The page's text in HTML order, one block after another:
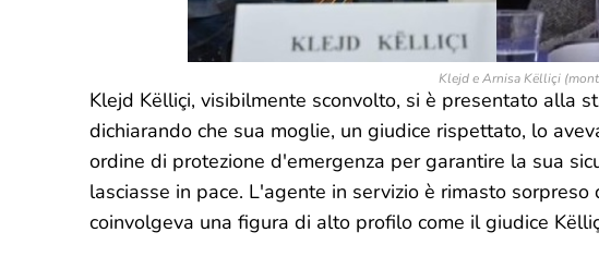
Klejd e Arnisa Këlliçi
Klejd Këlliçi, visibilmente sconvolto, si è presentato alla
dichiarando che sua moglie, un giudice rispettato, lo
ordine di protezione d'emergenza per garantire la sua
lasciasse in pace. L'agente in servizio è rimasto
coinvolgeva una figura di alto profilo come il giudice